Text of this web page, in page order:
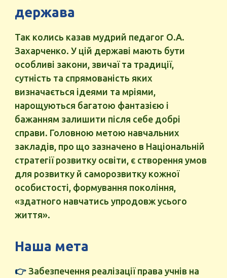
держава
Так колись казав мудрий педагог О.А.
Захарченко. У цій державі мають бути
особливі закони, звичаї та традиції,
сутність та спрямованість яких
визначається ідеями та мріями,
нарощуються багатою фантазією і
бажанням залишити після себе добрі
справи. Головною метою навчальних
закладів, про що зазначено в Національній
стратегії розвитку освіти, є створення умов
для розвитку й саморозвитку кожної
особистості, формування покоління,
«здатного навчатись упродовж усього
життя».
Наша мета
👉Забезпечення реалізації права учнів на